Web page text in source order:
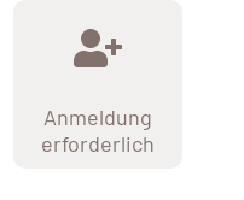
Anmeldung
erforderlich